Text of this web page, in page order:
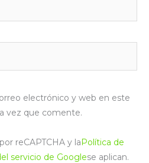
electrónico y web en este
vez que comente.
reCAPTCHA y laPolítica de
servicio de Googlese aplican.